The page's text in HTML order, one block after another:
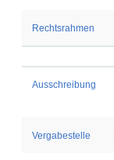
Rechtsrahmen
Ausschreibung
Vergabestelle